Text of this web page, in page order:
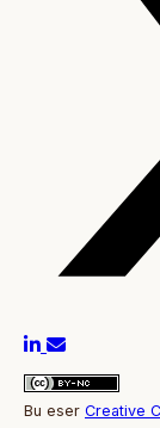
Bu eser Creative